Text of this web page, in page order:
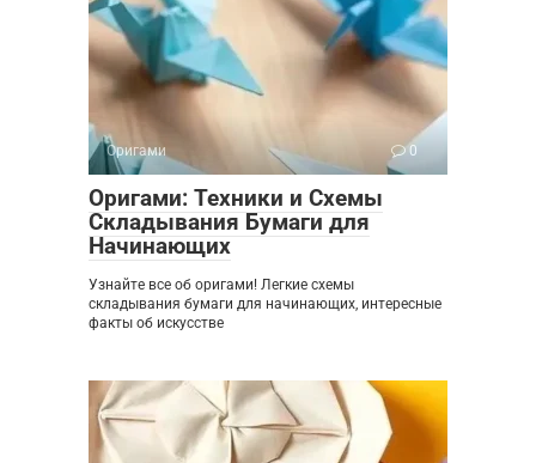
Оригами 0
Оригами: Техники и Схемы
Складывания Бумаги для
Начинающих
Узнайте все об оригами! Легкие схемы
складывания бумаги для начинающих, интересные
факты об искусстве